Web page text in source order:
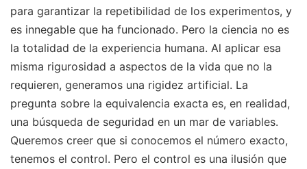
para garantizar la repetibilidad de los experimentos, y
es innegable que ha funcionado. Pero la ciencia no es
la totalidad de la experiencia humana. Al aplicar esa
misma rigurosidad a aspectos de la vida que no la
requieren, generamos una rigidez artificial. La
pregunta sobre la equivalencia exacta es, en realidad,
una búsqueda de seguridad en un mar de variables.
Queremos creer que si conocemos el número exacto,
tenemos el control. Pero el control es una ilusión que